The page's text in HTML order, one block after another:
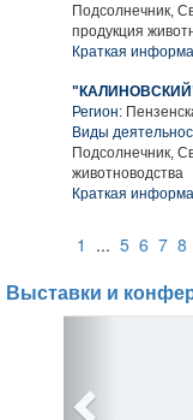
Подсолнечник,
продукция
Краткая
Регион:
Виды
Подсолнечник,
животноводства
Краткая
1 ... 5 6 7 8
Выставки и